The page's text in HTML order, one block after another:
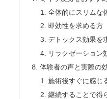
全体的にスリムな
即効性を求める方
デトックス効果を
リラクゼーション
体験者の声と実際の
施術後すぐに感じ
継続することで得